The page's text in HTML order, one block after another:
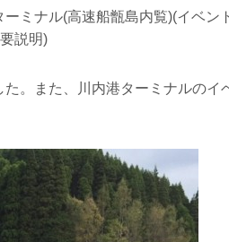
ミナル(高速船甑島内覧)(イベン
説明)
。また、川内港ターミナルのイ